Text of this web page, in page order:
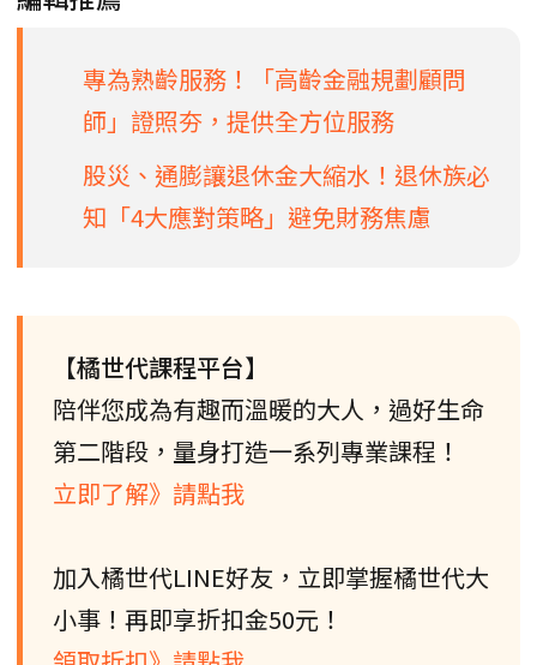
專為熟齡服務！「高齡金融規劃顧問
師」證照夯，提供全方位服務
股災、通膨讓退休金大縮水！退休族必
知「4大應對策略」避免財務焦慮
【橘世代課程平台】
陪伴您成為有趣而溫暖的大人，過好生命
第二階段，量身打造一系列專業課程！
立即了解》請點我
加入橘世代LINE好友，立即掌握橘世代大
小事！再即享折扣金50元！